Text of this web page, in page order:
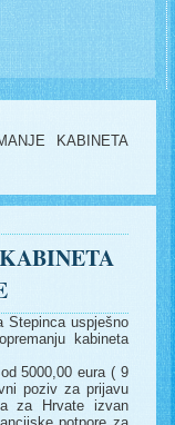
KABINETA
Stepinca uspješno
kabineta
5000,00 eura ( 9
poziv za prijavu
za Hrvate izvan